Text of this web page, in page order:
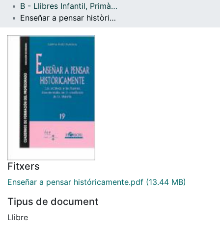
Com publicar
B - Llibres Infantil, Primària, Secundària i FP (IDP, Graó, Horsori)
Enseñar a pensar històricamente : los archivos y las fuentes documentales en la enseñanza de la historia
Fitxers
Enseñar a pensar históricamente.pdf (13.44 MB)
Tipus de document
Llibre